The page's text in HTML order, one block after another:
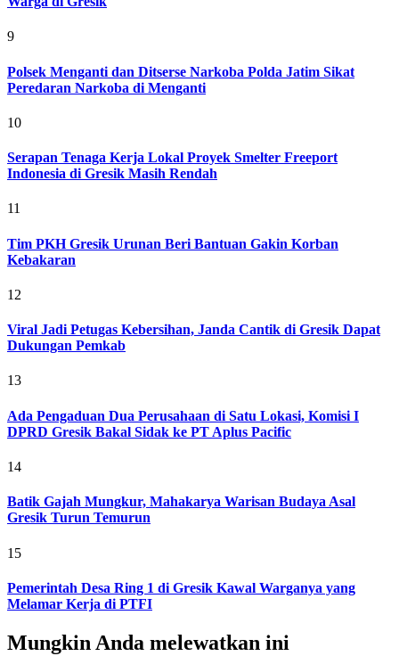
9
Polsek Menganti dan Ditserse Narkoba Polda Jatim Sikat
Peredaran Narkoba di Menganti
10
Serapan Tenaga Kerja Lokal Proyek Smelter Freeport
Indonesia di Gresik Masih Rendah
11
Tim PKH Gresik Urunan Beri Bantuan Gakin Korban
Kebakaran
12
Viral Jadi Petugas Kebersihan, Janda Cantik di Gresik Dapat
Dukungan Pemkab
13
Ada Pengaduan Dua Perusahaan di Satu Lokasi, Komisi I
DPRD Gresik Bakal Sidak ke PT Aplus Pacific
14
Batik Gajah Mungkur, Mahakarya Warisan Budaya Asal
Gresik Turun Temurun
15
Pemerintah Desa Ring 1 di Gresik Kawal Warganya yang
Melamar Kerja di PTFI
Mungkin Anda melewatkan ini